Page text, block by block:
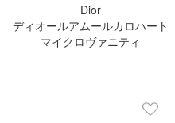
Dior
ディオールアムールカロハート
マイクロヴァニティ